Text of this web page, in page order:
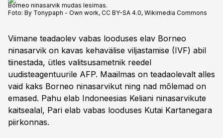
Borneo ninasarvik mudas lesimas.
Foto: By Tonypaph - Own work, CC BY-SA 4.0, Wikimedia Commons
Viimane teadaolev vabas looduses elav Borneo
ninasarvik on kavas kehavälise viljastamise (IVF) abil
tiinestada, ütles valitsusametnik reedel
uudisteagentuurile AFP. Maailmas on teadaolevalt alles
vaid kaks Borneo ninasarvikut ning nad mõlemad on
emased. Pahu elab Indoneesias Keliani ninasarvikute
kaitsealal, Pari elab vabas looduses Kutai Kartanegara
piirkonnas.